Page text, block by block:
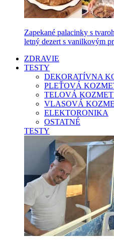
Zapekané palacinky s
letný dezert s vanilkovým
ZDRAVIE
TESTY
DEKORATÍVNA
PLEŤOVÁ
TELOVÁ
VLASOVÁ
ELEKTORONIKA
OSTATNÉ
TESTY